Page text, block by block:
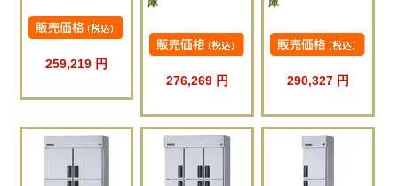
259,219 円
庫
276,269 円
庫
290,327 円